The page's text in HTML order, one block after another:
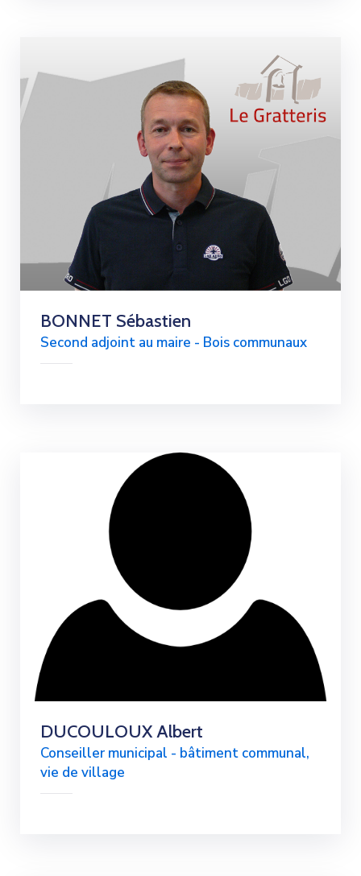
BONNET Sébastien
Second adjoint au maire - Bois communaux
DUCOULOUX Albert
Conseiller municipal - bâtiment communal,
vie de village